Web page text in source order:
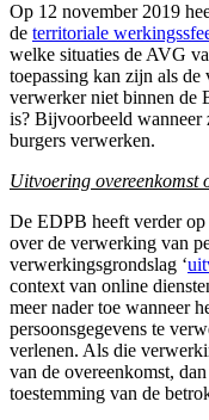
Op 12 november 2019
de territoriale
welke situaties de AVG
toepassing kan zijn als
verwerker niet binnen de
is? Bijvoorbeeld wanneer
burgers verwerken.
Uitvoering overeenkomst
De EDPB heeft verder
over de verwerking van
verwerkingsgrondslag ‘
context van online
meer nader toe wanneer
persoonsgegevens te
verlenen. Als die
van de overeenkomst,
toestemming van de